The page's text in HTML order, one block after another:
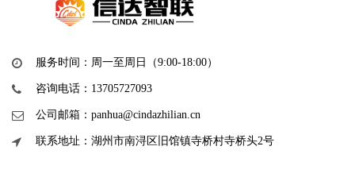
服务时间：周一至周日（9:00-18:00）
咨询电话：13705727093
公司邮箱：panhua@cindazhilian.cn
联系地址：湖州市南浔区旧馆镇寺桥村寺桥头2号